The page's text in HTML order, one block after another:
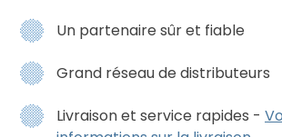
Un partenaire sûr et fiable
Grand réseau de distributeurs
Livraison et service rapides -